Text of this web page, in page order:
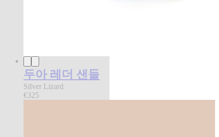
두아 레더 샌들
Silver Lizard
€325